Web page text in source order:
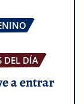
DEL DÍA
a entrar